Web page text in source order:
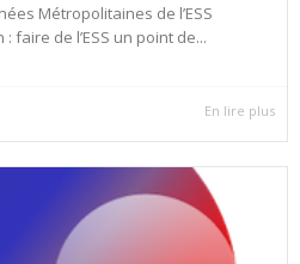
Métropolitaines de l’ESS
faire de l’ESS un point de...
En lire plus